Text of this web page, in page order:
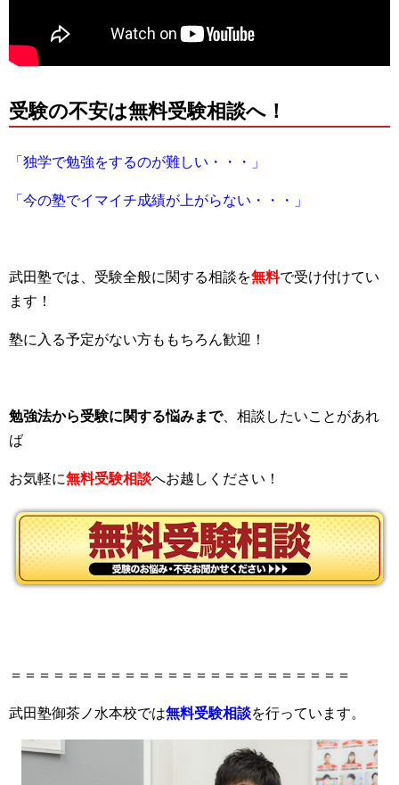
受験の不安は無料受験相談へ！
「独学で勉強をするのが難しい・・・」
「今の塾でイマイチ成績が上がらない・・・」
武田塾では、受験全般に関する相談を無料で受け付けてい
ます！
塾に入る予定がない方ももちろん歓迎！
勉強法から受験に関する悩みまで、相談したいことがあれ
ば
お気軽に無料受験相談へお越しください！
＝＝＝＝＝＝＝＝＝＝＝＝＝＝＝＝＝＝＝＝＝＝＝＝
武田塾御茶ノ水本校では無料受験相談を行っています。